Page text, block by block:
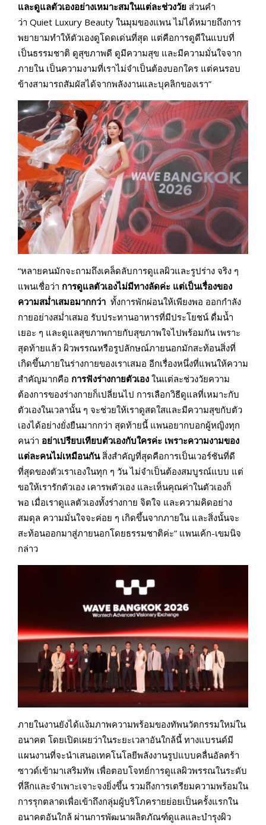
และดูแลตัวเองอย่างเหมาะสมในแต่ละช่วงวัย ส่วนคำ
ว่า Quiet Luxury Beauty ในมุมของแพน ไม่ได้หมายถึงการ
พยายามทำให้ตัวเองดูโดดเด่นที่สุด แต่คือการดูดีในแบบที่
เป็นธรรมชาติ ดูสุขภาพดี ดูมีความสุข และมีความมั่นใจจาก
ภายใน เป็นความงามที่เราไม่จำเป็นต้องบอกใคร แต่คนรอบ
ข้างสามารถสัมผัสได้จากพลังงานและบุคลิกของเรา”
“หลายคนมักจะถามถึงเคล็ดลับการดูแลผิวและรูปร่าง จริง ๆ
แพนเชื่อว่า การดูแลตัวเองไม่มีทางลัดค่ะ แต่เป็นเรื่องของ
ความสม่ำเสมอมากกว่า ทั้งการพักผ่อนให้เพียงพอ ออกกำลัง
กายอย่างสม่ำเสมอ รับประทานอาหารที่มีประโยชน์ ดื่มน้ำ
เยอะ ๆ และดูแลสุขภาพกายกับสุขภาพใจไปพร้อมกัน เพราะ
สุดท้ายแล้ว ผิวพรรณหรือรูปลักษณ์ภายนอกมักสะท้อนสิ่งที่
เกิดขึ้นภายในร่างกายของเราเสมอ อีกเรื่องหนึ่งที่แพนให้ความ
สำคัญมากคือ การฟังร่างกายตัวเอง ในแต่ละช่วงวัยความ
ต้องการของร่างกายก็เปลี่ยนไป การเลือกวิธีดูแลที่เหมาะกับ
ตัวเองในเวลานั้น ๆ จะช่วยให้เราดูสดใสและมีความสุขกับตัว
เองได้อย่างยั่งยืนมากกว่า สุดท้ายนี้ แพนอยากบอกผู้หญิงทุก
คนว่า อย่าเปรียบเทียบตัวเองกับใครค่ะ เพราะความงามของ
แต่ละคนไม่เหมือนกันสิ่งสำคัญที่สุดคือการเป็นเวอร์ชันที่ดี
ที่สุดของตัวเราเองในทุก ๆ วัน ไม่จำเป็นต้องสมบูรณ์แบบ แต่
ขอให้เรารักตัวเอง เคารพตัวเอง และเห็นคุณค่าในตัวเองก็
พอ เมื่อเราดูแลตัวเองทั้งร่างกาย จิตใจ และความคิดอย่าง
สมดุล ความมั่นใจจะค่อย ๆ เกิดขึ้นจากภายใน และสิ่งนั้นจะ
สะท้อนออกมาสู่ภายนอกโดยธรรมชาติค่ะ” แพนเค้ก-เขมนิจ
กล่าว
ภายในงานยังได้แง้มภาพความพร้อมของทัพนวัตกรรมใหม่ใน
อนาคต โดยเปิดเผยว่าในระยะเวลาอันใกล้นี้ ทางแบรนด์มี
แผนงานที่จะนำเสนอเทคโนโลยีพลังงานรูปแบบคลื่นอัลตร้า
ซาวด์เข้ามาเสริมทัพ เพื่อตอบโจทย์การดูแลผิวพรรณในระดับ
ที่ลึกและจำเพาะเจาะจงยิ่งขึ้น รวมถึงการเตรียมความพร้อมใน
การรุกตลาดเพื่อเข้าถึงกลุ่มผู้บริโภครายย่อยเป็นครั้งแรกใน
อนาคตอันใกล้ ผ่านการพัฒนาผลิตภัณฑ์ดูแลและบำรุงผิว